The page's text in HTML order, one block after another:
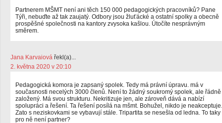
Partnerem MŠMT není ani těch 150 000 pedagogických pracovníků? Pane
Týři, nebuďte až tak zaujatý. Odbory jsou žluťácké a ostatní spolky a obecně
prospěšné společnosti na kantory zvysoka kašlou. Útočíte nesprávným
směrem.
Jana Karvaiová řekl(a)...
2. května 2020 v 20:10
Pedagogická komora je zapsaný spolek. Tedy má právní úpravu. má v
současnosti necelých 3000 členů. Není to žádný soukromý spolek, ale řádně
založený. Má svou strukturu. Nekritizuje jen, ale zároveň dává a nabízí
spolupráci a řešení. Ta řešení posílá na mšmt. Bohužel, nikdo je neakceptuje.
Zato s neziskovkami se vybavují stále. Tripartita se nesešla od ledna. To taky
pro ně není partner?